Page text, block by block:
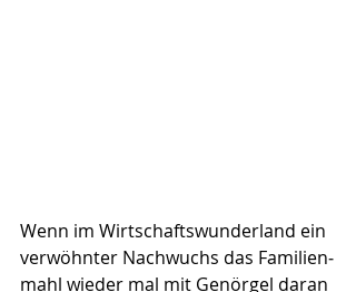
Wenn im Wirtschaftswun­der­land ein
verwöhnter Nachwuchs das Familien­
mahl wieder mal mit Genörgel daran